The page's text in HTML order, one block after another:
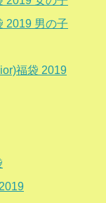
2019 男の子
福袋 2019